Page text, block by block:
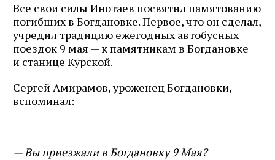
Все свои силы Инотаев посвятил памятованию
погибших в Богдановке. Первое, что он сделал,
учредил традицию ежегодных автобусных
поездок 9 мая — к памятникам в Богдановке
и станице Курской.
Сергей Амирамов, уроженец Богдановки,
вспоминал:
— Вы приезжали в Богдановку 9 Мая?